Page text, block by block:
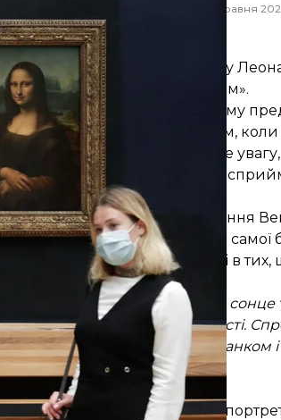
да Вінчі в музеї Лувр у Парижі, 19 травня
Camus
зникає, як дим»
про особливу техніку, яку
«той, що зникає, як дим».
картинного простору, в якому
між темним і світлим, коли
неодноразово звертав на це
— на відстані людське око
картину«Народження
Боттічеллі — це лінія. Тіла самої
як першого плану, так і в тих,
рано-вранці, коли сонце
загадкової таємничості.
пейзаж, оповитий
ескіз для створення